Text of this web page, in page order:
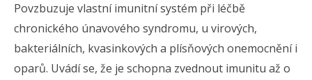
Povzbuzuje vlastní imunitní systém při léčbě
chronického únavového syndromu, u virových,
bakteriálních, kvasinkových a plísňových onemocnění i
oparů. Uvádí se, že je schopna zvednout imunitu až o